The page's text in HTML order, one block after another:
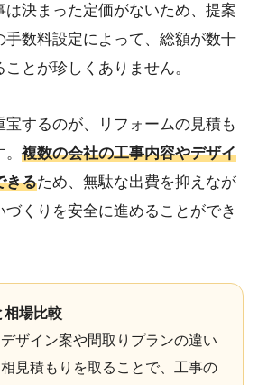
は決まった定価がないため、提案
手数料設定によって、総額が数十
とが珍しくありません。
宝するのが、リフォームの見積も
複数の会社の工事内容やデザイ
きるため、無駄な出費を抑えなが
づくりを安全に進めることができ
相場比較
ザイン案や間取りプランの違い
見積もりを取ることで、工事の